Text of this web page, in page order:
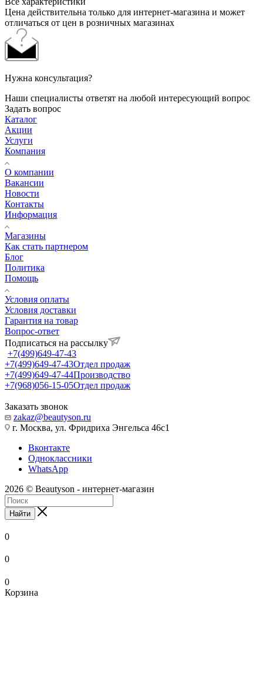
Цена действительна только для интернет-магазина и может
отличаться от цен в розничных магазинах
Нужна консультация?
Наши специалисты ответят на любой интересующий вопрос
Задать вопрос
Каталог
Акции
Услуги
Компания
О компании
Вакансии
Новости
Контакты
Информация
Магазины
Как стать партнером
Блог
Политика
Помощь
Условия оплаты
Условия доставки
Гарантия на товар
Вопрос-ответ
Подписаться на рассылку
+7(499)649-47-43
+7(499)649-47-43Отдел продаж
+7(499)649-47-44Производство
+7(968)056-15-05Отдел продаж
Заказать звонок
zakaz@beautyson.ru
г. Москва, ул. Фридриха Энгельса 46с1
Вконтакте
Одноклассники
WhatsApp
2026 © Beautyson - интернет-магазин
Найти
0
0
0
Корзина